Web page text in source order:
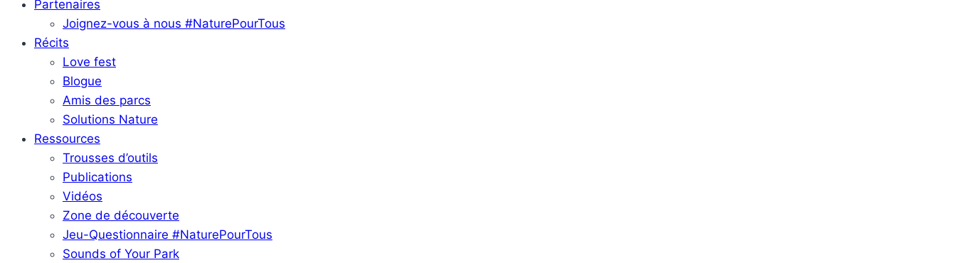
Partenaires
Joignez-vous à nous #NaturePourTous
Récits
Love fest
Blogue
Amis des parcs
Solutions Nature
Ressources
Trousses d’outils
Publications
Vidéos
Zone de découverte
Jeu-Questionnaire #NaturePourTous
Sounds of Your Park